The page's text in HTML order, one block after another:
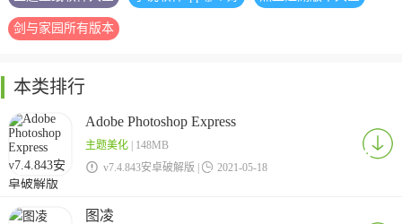
剑与家园所有版本
本类排行
Adobe Photoshop Express
主题美化| 148MB
 v7.4.843安卓破解版 |  2021-05-18
图凌